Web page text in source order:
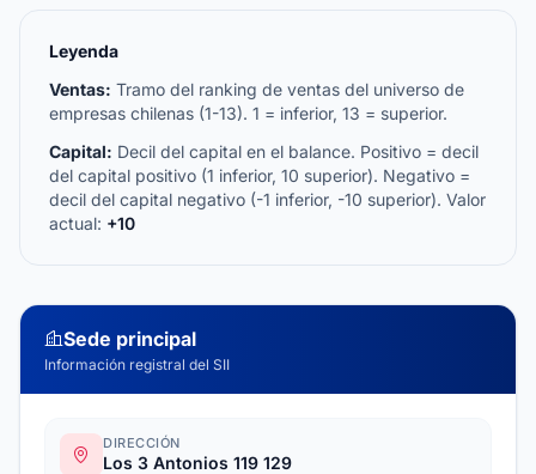
Leyenda
Ventas: Tramo del ranking de ventas del universo de
empresas chilenas (1-13). 1 = inferior, 13 = superior.
Capital: Decil del capital en el balance. Positivo = decil
del capital positivo (1 inferior, 10 superior). Negativo =
decil del capital negativo (-1 inferior, -10 superior). Valor
actual: +10
Sede principal
Información registral del SII
DIRECCIÓN
Los 3 Antonios 119 129